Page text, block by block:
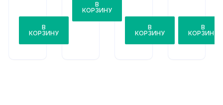
ы
Altaf
or
В
КОРЗИНУ
В
КОРЗИНУ
газо
под
ачи
В
КОРЗИНУ
ARC
PLU
S
для
В
КОРЗИНУ